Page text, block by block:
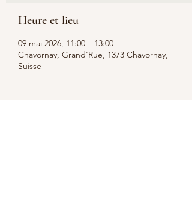
Heure et lieu
09 mai 2026, 11:00 – 13:00
Chavornay, Grand'Rue, 1373 Chavornay,
Suisse